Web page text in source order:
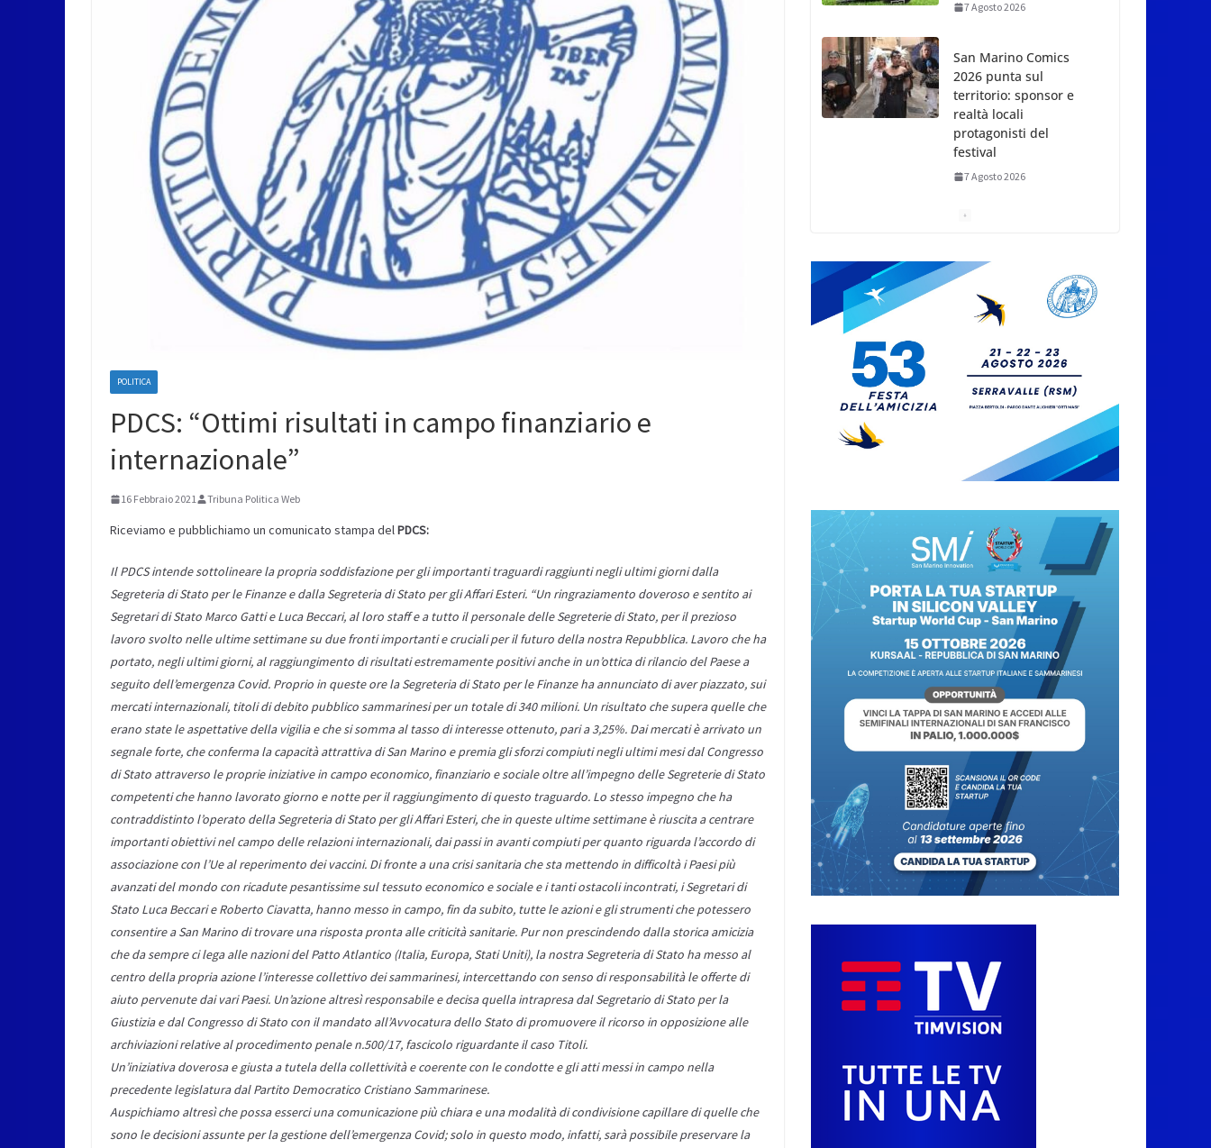
POLITICA
PDCS: “Ottimi risultati in campo finanziario e
internazionale”
16 Febbraio 2021 Tribuna Politica Web
Riceviamo e pubblichiamo un comunicato stampa delPDCS:
Il PDCS intende sottolineare la propria soddisfazione per gli importanti traguardi raggiunti negli ultimi giorni dalla
Segreteria di Stato per le Finanze e dalla Segreteria di Stato per gli Affari Esteri. “Un ringraziamento doveroso e sentito ai
Segretari di Stato Marco Gatti e Luca Beccari, al loro staff e a tutto il personale delle Segreterie di Stato, per il prezioso
lavoro svolto nelle ultime settimane su due fronti importanti e cruciali per il futuro della nostra Repubblica. Lavoro che ha
portato, negli ultimi giorni, al raggiungimento di risultati estremamente positivi anche in un’ottica di rilancio del Paese a
seguito dell’emergenza Covid. Proprio in queste ore la Segreteria di Stato per le Finanze ha annunciato di aver piazzato, sui
mercati internazionali, titoli di debito pubblico sammarinesi per un totale di 340 milioni. Un risultato che supera quelle che
erano state le aspettative della vigilia e che si somma al tasso di interesse ottenuto, pari a 3,25%. Dai mercati è arrivato un
segnale forte, che conferma la capacità attrattiva di San Marino e premia gli sforzi compiuti negli ultimi mesi dal Congresso
di Stato attraverso le proprie iniziative in campo economico, finanziario e sociale oltre all’impegno delle Segreterie di Stato
competenti che hanno lavorato giorno e notte per il raggiungimento di questo traguardo. Lo stesso impegno che ha
contraddistinto l’operato della Segreteria di Stato per gli Affari Esteri, che in queste ultime settimane è riuscita a centrare
importanti obiettivi nel campo delle relazioni internazionali, dai passi in avanti compiuti per quanto riguarda l’accordo di
associazione con l’Ue al reperimento dei vaccini. Di fronte a una crisi sanitaria che sta mettendo in difficoltà i Paesi più
avanzati del mondo con ricadute pesantissime sul tessuto economico e sociale e i tanti ostacoli incontrati, i Segretari di
Stato Luca Beccari e Roberto Ciavatta, hanno messo in campo, fin da subito, tutte le azioni e gli strumenti che potessero
consentire a San Marino di trovare una risposta pronta alle criticità sanitarie. Pur non prescindendo dalla storica amicizia
che da sempre ci lega alle nazioni del Patto Atlantico (Italia, Europa, Stati Uniti), la nostra Segreteria di Stato ha messo al
centro della propria azione l’interesse collettivo dei sammarinesi, intercettando con senso di responsabilità le offerte di
aiuto pervenute dai vari Paesi. Un’azione altresì responsabile e decisa quella intrapresa dal Segretario di Stato per la
Giustizia e dal Congresso di Stato con il mandato all’Avvocatura dello Stato di promuovere il ricorso in opposizione alle
archiviazioni relative al procedimento penale n.500/17, fascicolo riguardante il caso Titoli.
Un’iniziativa doverosa e giusta a tutela della collettività e coerente con le condotte e gli atti messi in campo nella
precedente legislatura dal Partito Democratico Cristiano Sammarinese.
Auspichiamo altresì che possa esserci una comunicazione più chiara e una modalità di condivisione capillare di quelle che
sono le decisioni assunte per la gestione dell’emergenza Covid; solo in questo modo, infatti, sarà possibile preservare la
7 Agosto 2026
San Marino Comics
2026 punta sul
territorio: sponsor e
realtà locali
protagonisti del
festival
7 Agosto 2026
verso l’ora del
tramonto. I luoghi del
territorio dove si potrà
ammirare
7 Agosto 2026
San Marino, stop agli
abbruciamenti di
residui agricoli e
vegetali fino al 15
settembre. Previste
Caccuri celebra
Roberto Sergio:
cittadinanza onoraria,
chiavi della città e
premio alla carriera
7 Agosto 2026